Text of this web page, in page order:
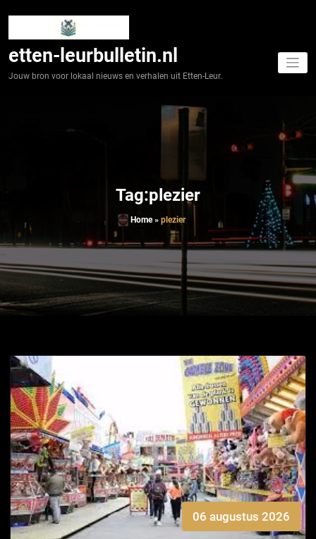
etten-leurbulletin.nl
Jouw bron voor lokaal nieuws en verhalen uit Etten-Leur.
Tag:plezier
Home» plezier
06 augustus 2026